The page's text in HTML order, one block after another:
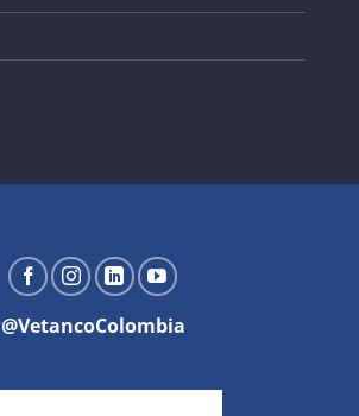
@VetancoColombia